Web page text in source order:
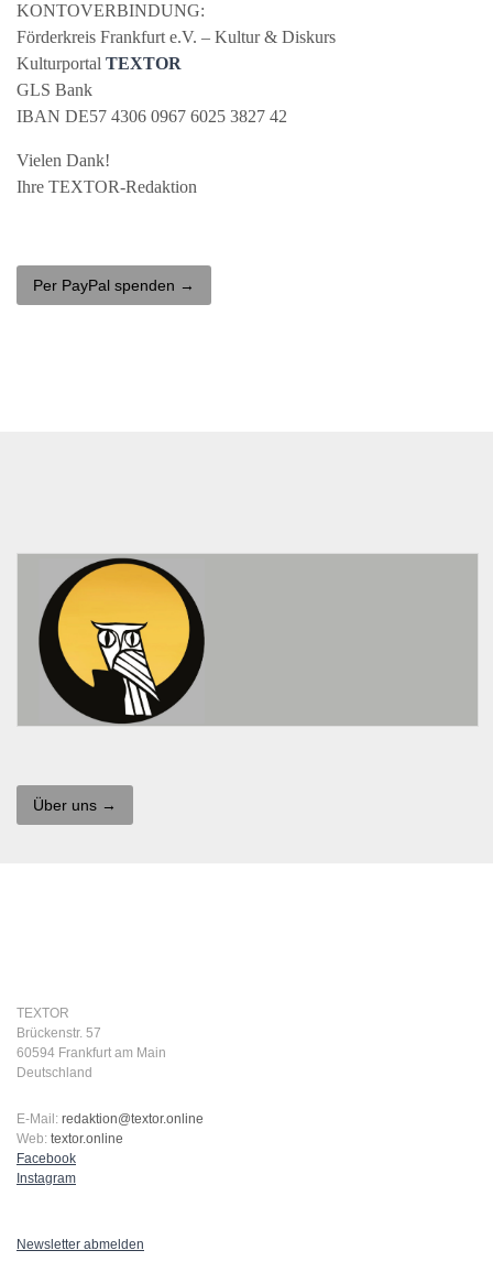
KONTOVERBINDUNG:
Förderkreis Frankfurt e.V. – Kultur & Diskurs
Kulturportal TEXTOR
GLS Bank
IBAN DE57 4306 0967 6025 3827 42
Vielen Dank!
Ihre TEXTOR-Redaktion
Per PayPal spenden →
Über uns →
TEXTOR
Brückenstr. 57
60594 Frankfurt am Main
Deutschland
E-Mail: redaktion@textor.online
Web: textor.online
Facebook
Instagram
Newsletter abmelden